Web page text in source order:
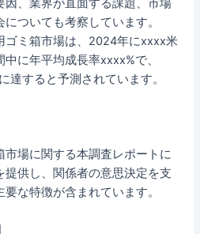
因、業界が直面する課題、市場
ついても考察しています。
ゴミ箱市場は、2024年にxxxx米
に年平均成長率xxxx%で、
達すると予測されています。
市場に関する本調査レポートに
提供し、関係者の意思決定を支
な特徴が含まれています。